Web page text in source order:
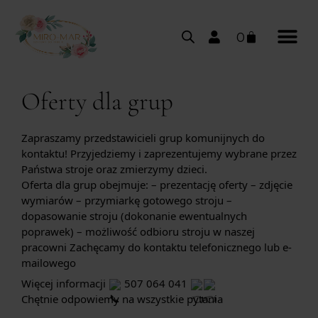
0
Oferty dla grup
Zapraszamy przedstawicieli grup komunijnych do
kontaktu! Przyjedziemy i zaprezentujemy wybrane przez
Państwa stroje oraz zmierzymy dzieci.
Oferta dla grup obejmuje: – prezentację oferty – zdjęcie
wymiarów – przymiarkę gotowego stroju –
dopasowanie stroju (dokonanie ewentualnych
poprawek) – możliwość odbioru stroju w naszej
pracowni Zachęcamy do kontaktu telefonicznego lub e-
mailowego
Więcej informacji
507 064 041
Chętnie odpowiemy na wszystkie pytania